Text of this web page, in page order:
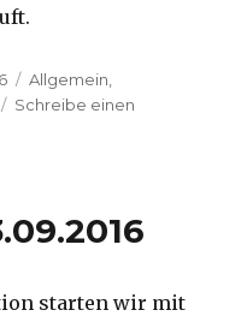
Kategorien
Allgemein
Schreibe einen
starten wir mit